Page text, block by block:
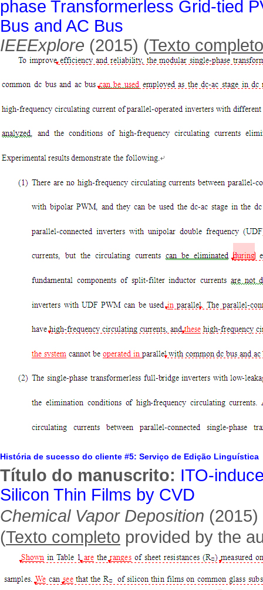
phase Transformerless Grid-tied
Bus and AC Bus
IEEExplore (2015) (Texto completo
História de sucesso do cliente #5: Serviço de Edição Linguística
Título do manuscrito: ITO-
Silicon Thin Films by CVD
Chemical Vapor Deposition
(Texto completo provided by the